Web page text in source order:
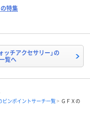
特集
チアクセサリー」の
覧へ
ピンポイントサーチ一覧
ＧＦＸの